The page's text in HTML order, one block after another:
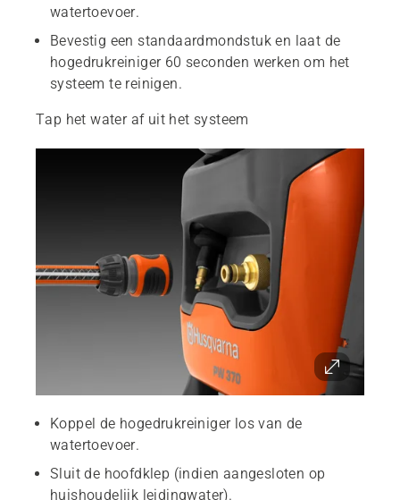
watertoevoer.
Bevestig een standaardmondstuk en laat de
hogedrukreiniger 60 seconden werken om het
systeem te reinigen.
Tap het water af uit het systeem
Koppel de hogedrukreiniger los van de
watertoevoer.
Sluit de hoofdklep (indien aangesloten op
huishoudelijk leidingwater).